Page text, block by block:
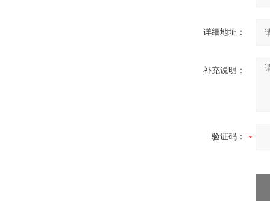
详细地址：
补充说明：
验证码：